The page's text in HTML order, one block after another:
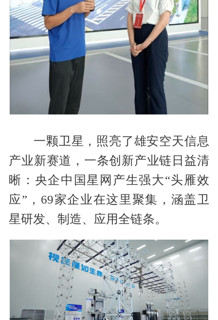
一颗卫星，照亮了雄安空天信息
产业新赛道，一条创新产业链日益清
晰：央企中国星网产生强大“头雁效
应”，69家企业在这里聚集，涵盖卫
星研发、制造、应用全链条。